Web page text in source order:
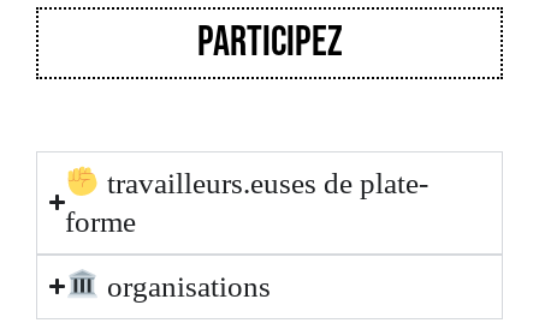
participez
travailleurs.euses de plate-
forme
organisations